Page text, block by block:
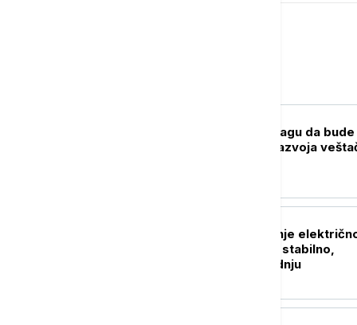
Lučić: Srbija na pragu da bude
suštinski centar razvoja
Aničić: Snabdevanje
energijom u Srbiji stabilno,
apelujemo na štednju